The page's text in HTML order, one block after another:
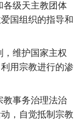
级天主教团体
国组织的指导和
维护国家主权
用宗教进行的渗
事务治理法治
，自觉抵制宗教